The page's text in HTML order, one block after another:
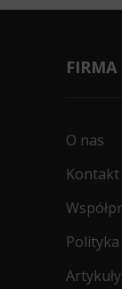
FIRMA
O nas
Kontakt
Artykuły